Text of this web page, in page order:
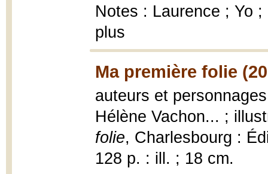
Notes : Laurence ; Yo
plus
Ma première folie
auteurs et
Hélène Vachon... ;
folie, Charlesbourg :
128 p. : ill. ; 18 cm.